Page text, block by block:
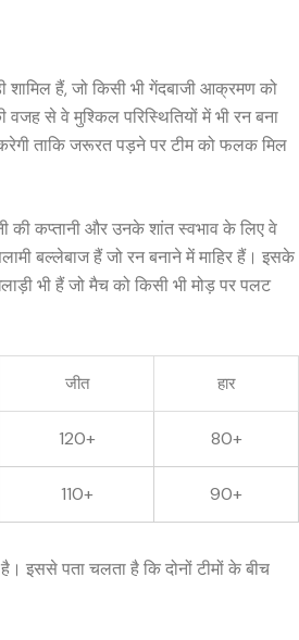
शामिल हैं, जो किसी भी गेंदबाजी आक्रमण को
से वे मुश्किल परिस्थितियों में भी रन बना
ताकि जरूरत पड़ने पर टीम को फलक मिल
की कप्तानी और उनके शांत स्वभाव के लिए वे
बल्लेबाज हैं जो रन बनाने में माहिर हैं। इसके
भी हैं जो मैच को किसी भी मोड़ पर पलट
जीत हार
120+ 80+
110+ 90+
इससे पता चलता है कि दोनों टीमों के बीच